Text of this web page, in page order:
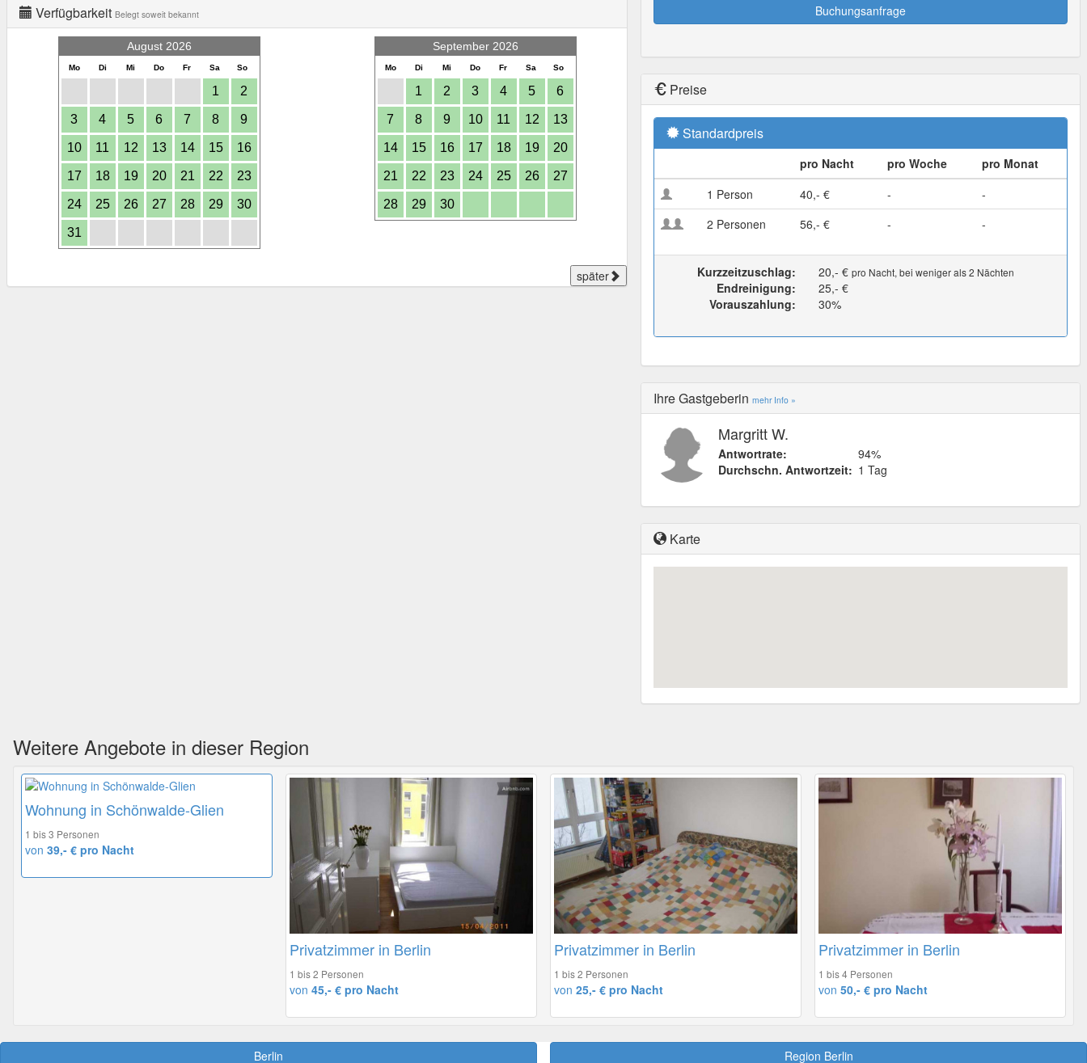
Buchungsanfrage
Preise
Standardpreis
pro Nacht pro Woche
pro Monat
1 Person
40,- € -
-
2 Personen
56,- € - -
Kurzzeitzuschlag: 20,- € pro Nacht, bei weniger als 2 Nächten
Endreinigung:
25,- €
Vorauszahlung:
30%
Ihre Gastgeberin mehr Info »
Margritt W.
Antwortrate:
94%
Durchschn. Antwortzeit: 1 Tag
Karte
Verfügbarkeit Belegt soweit bekannt
August 2026
Mo Di Mi Do Fr Sa So
1 2
3 4 5 6 7 8 9
10 11 12 13 14 15 16
17 18 19 20 21 22 23
24 25 26 27 28 29 30
31
September 2026
Mo Di Mi Do Fr Sa So
1 2 3 4 5 6
7 8 9 10 11 12 13
14 15 16 17 18 19 20
21 22 23 24 25 26 27
28 29 30
später
Weitere Angebote in dieser Region
Wohnung in Schönwalde-Glien
1 bis 3 Personen
von 39,- € pro Nacht
Privatzimmer in Berlin
1 bis 2 Personen
von 45,- € pro Nacht
Privatzimmer in Berlin
1 bis 2 Personen
von 25,- € pro Nacht
Privatzimmer in Berlin
1 bis 4 Personen
von 50,- € pro Nacht
Berlin Region Berlin